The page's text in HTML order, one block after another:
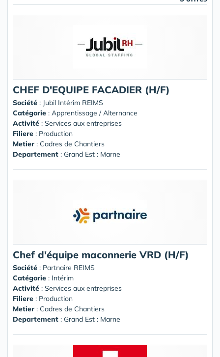
CHEF D'EQUIPE FACADIER (H/F)
Société : Jubil Intérim REIMS
Catégorie : Apprentissage / Alternance
Activité : Services aux entreprises
Filiere : Production
Metier : Cadres de Chantiers
Departement : Grand Est : Marne
Chef d'équipe maconnerie VRD (H/F)
Société : Partnaire REIMS
Catégorie : Intérim
Activité : Services aux entreprises
Filiere : Production
Metier : Cadres de Chantiers
Departement : Grand Est : Marne